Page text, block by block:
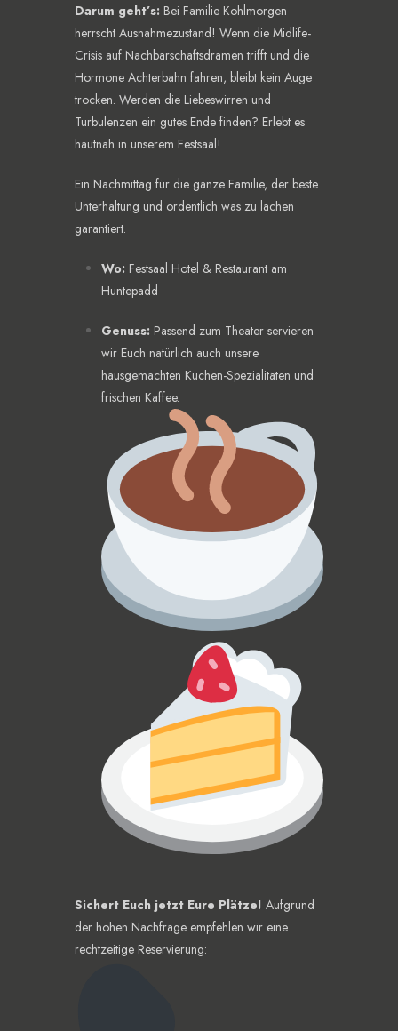
Darum geht’s: Bei Familie Kohlmorgen
herrscht Ausnahmezustand! Wenn die Midlife-
Crisis auf Nachbarschaftsdramen trifft und die
Hormone Achterbahn fahren, bleibt kein Auge
trocken. Werden die Liebeswirren und
Turbulenzen ein gutes Ende finden? Erlebt es
hautnah in unserem Festsaal!
Ein Nachmittag für die ganze Familie, der beste
Unterhaltung und ordentlich was zu lachen
garantiert.
Wo: Festsaal Hotel & Restaurant am
Huntepadd
Genuss: Passend zum Theater servieren
wir Euch natürlich auch unsere
hausgemachten Kuchen-Spezialitäten und
frischen Kaffee.
Sichert Euch jetzt Eure Plätze! Aufgrund
der hohen Nachfrage empfehlen wir eine
rechtzeitige Reservierung: